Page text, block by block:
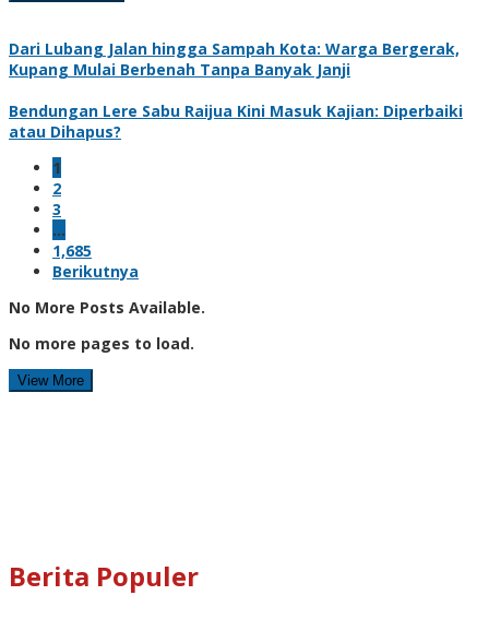
Dari Lubang Jalan hingga Sampah Kota: Warga Bergerak,
Kupang Mulai Berbenah Tanpa Banyak Janji
Bendungan Lere Sabu Raijua Kini Masuk Kajian: Diperbaiki
atau Dihapus?
1
2
3
…
1,685
Berikutnya
No More Posts Available.
No more pages to load.
View More
Berita Populer